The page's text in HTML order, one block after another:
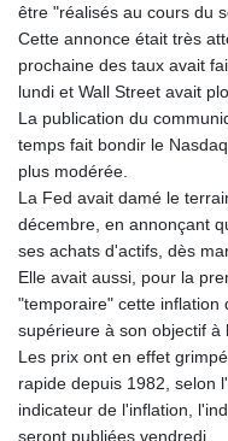
être "réalisés au cours du
Cette annonce était très
prochaine des taux avait
lundi et Wall Street avait
La publication du
temps fait bondir le
plus modérée.
La Fed avait damé le
décembre, en annonçant
ses achats d'actifs, dès
Elle avait aussi, pour la
"temporaire" cette inflation
supérieure à son objectif à
Les prix ont en effet
rapide depuis 1982, selon
indicateur de l'inflation,
seront publiées vendredi.